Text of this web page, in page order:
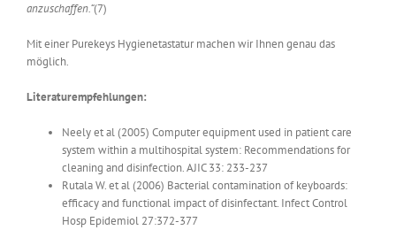
anzuschaffen.“(7)
Mit einer Purekeys Hygienetastatur machen wir Ihnen genau das
möglich.
Literaturempfehlungen:
Neely et al (2005) Computer equipment used in patient care
system within a multihospital system: Recommendations for
cleaning and disinfection. AJIC 33: 233-237
Rutala W. et al (2006) Bacterial contamination of keyboards:
efficacy and functional impact of disinfectant. Infect Control
Hosp Epidemiol 27:372-377